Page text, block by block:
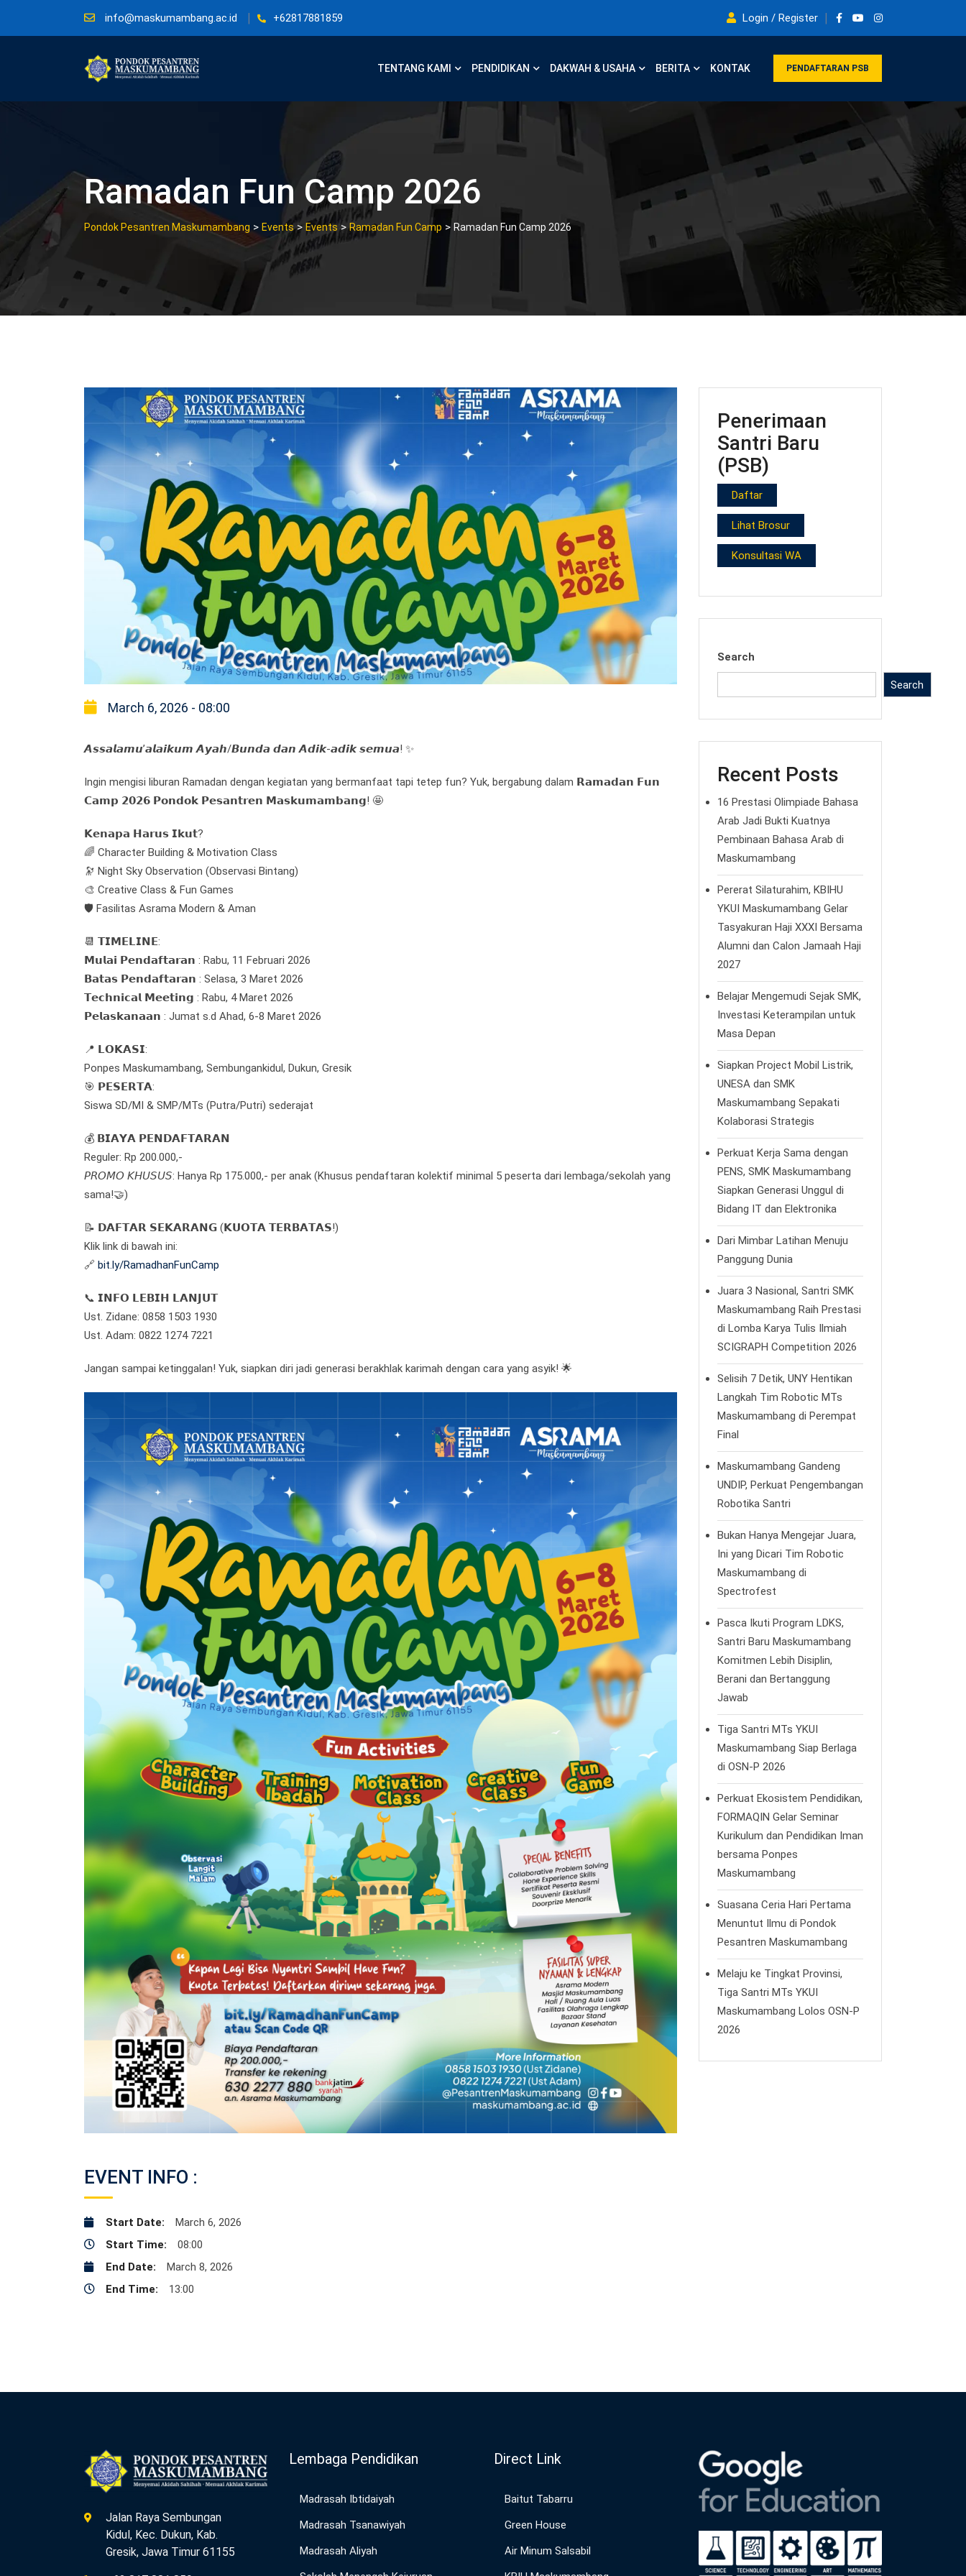
info@maskumambang.ac.id +62817881859 Login / Register
PENDAFTARAN PSB
TENTANG KAMI PENDIDIKAN DAKWAH & USAHA BERITA KONTAK
Ramadan Fun Camp 2026
Pondok Pesantren Maskumambang > Events> Events >Ramadan Fun Camp > Ramadan Fun Camp 2026
March 6, 2026 - 08:00
𝘼𝙨𝙨𝙖𝙡𝙖𝙢𝙪’𝙖𝙡𝙖𝙞𝙠𝙪𝙢 𝘼𝙮𝙖𝙝/𝘽𝙪𝙣𝙙𝙖 𝙙𝙖𝙣 𝘼𝙙𝙞𝙠-𝙖𝙙𝙞𝙠 𝙨𝙚𝙢𝙪𝙖! ✨
Ingin mengisi liburan Ramadan dengan kegiatan yang bermanfaat tapi tetep fun? Yuk, bergabung dalam 𝗥𝗮𝗺𝗮𝗱𝗮𝗻 𝗙𝘂𝗻
𝗖𝗮𝗺𝗽 𝟮𝟬𝟮𝟲 𝗣𝗼𝗻𝗱𝗼𝗸 𝗣𝗲𝘀𝗮𝗻𝘁𝗿𝗲𝗻 𝗠𝗮𝘀𝗸𝘂𝗺𝗮𝗺𝗯𝗮𝗻𝗴! 🤩
𝗞𝗲𝗻𝗮𝗽𝗮 𝗛𝗮𝗿𝘂𝘀 𝗜𝗸𝘂𝘁?
🌈 Character Building & Motivation Class
🔭 Night Sky Observation (Observasi Bintang)
🎨 Creative Class & Fun Games
🛡️ Fasilitas Asrama Modern & Aman
📆 𝗧𝗜𝗠𝗘𝗟𝗜𝗡𝗘:
𝗠𝘂𝗹𝗮𝗶 𝗣𝗲𝗻𝗱𝗮𝗳𝘁𝗮𝗿𝗮𝗻 : Rabu, 11 Februari 2026
𝗕𝗮𝘁𝗮𝘀 𝗣𝗲𝗻𝗱𝗮𝗳𝘁𝗮𝗿𝗮𝗻 : Selasa, 3 Maret 2026
𝗧𝗲𝗰𝗵𝗻𝗶𝗰𝗮𝗹 𝗠𝗲𝗲𝘁𝗶𝗻𝗴 : Rabu, 4 Maret 2026
𝗣𝗲𝗹𝗮𝘀𝗸𝗮𝗻𝗮𝗮𝗻 : Jumat s.d Ahad, 6-8 Maret 2026
📍 𝗟𝗢𝗞𝗔𝗦𝗜:
Ponpes Maskumambang, Sembungankidul, Dukun, Gresik
🎯 𝗣𝗘𝗦𝗘𝗥𝗧𝗔:
Siswa SD/MI & SMP/MTs (Putra/Putri) sederajat
💰 𝗕𝗜𝗔𝗬𝗔 𝗣𝗘𝗡𝗗𝗔𝗙𝗧𝗔𝗥𝗔𝗡
Reguler: Rp 200.000,-
𝘗𝘙𝘖𝘔𝘖 𝘒𝘏𝘜𝘚𝘜𝘚: Hanya Rp 175.000,- per anak (Khusus pendaftaran kolektif minimal 5 peserta dari lembaga/sekolah yang
sama!🤝)
📝 𝗗𝗔𝗙𝗧𝗔𝗥 𝗦𝗘𝗞𝗔𝗥𝗔𝗡𝗚 (𝗞𝗨𝗢𝗧𝗔 𝗧𝗘𝗥𝗕𝗔𝗧𝗔𝗦!)
Klik link di bawah ini:
🔗 bit.ly/RamadhanFunCamp
📞 𝗜𝗡𝗙𝗢 𝗟𝗘𝗕𝗜𝗛 𝗟𝗔𝗡𝗝𝗨𝗧
Ust. Zidane: 0858 1503 1930
Ust. Adam: 0822 1274 7221
Jangan sampai ketinggalan! Yuk, siapkan diri jadi generasi berakhlak karimah dengan cara yang asyik! 🌟
EVENT INFO :
Start Date:
March 6, 2026
Start Time:
08:00
End Date:
March 8, 2026
End Time:
13:00
Penerimaan
Santri Baru
(PSB)
Daftar
Lihat Brosur
Konsultasi WA
Search
Search
Recent Posts
16 Prestasi Olimpiade Bahasa
Arab Jadi Bukti Kuatnya
Pembinaan Bahasa Arab di
Maskumambang
Pererat Silaturahim, KBIHU
YKUI Maskumambang Gelar
Tasyakuran Haji XXXI Bersama
Alumni dan Calon Jamaah Haji
2027
Belajar Mengemudi Sejak SMK,
Investasi Keterampilan untuk
Masa Depan
Siapkan Project Mobil Listrik,
UNESA dan SMK
Maskumambang Sepakati
Kolaborasi Strategis
Perkuat Kerja Sama dengan
PENS, SMK Maskumambang
Siapkan Generasi Unggul di
Bidang IT dan Elektronika
Dari Mimbar Latihan Menuju
Panggung Dunia
Juara 3 Nasional, Santri SMK
Maskumambang Raih Prestasi
di Lomba Karya Tulis Ilmiah
SCIGRAPH Competition 2026
Selisih 7 Detik, UNY Hentikan
Langkah Tim Robotic MTs
Maskumambang di Perempat
Final
Maskumambang Gandeng
UNDIP, Perkuat Pengembangan
Robotika Santri
Bukan Hanya Mengejar Juara,
Ini yang Dicari Tim Robotic
Maskumambang di
Spectrofest
Pasca Ikuti Program LDKS,
Santri Baru Maskumambang
Komitmen Lebih Disiplin,
Berani dan Bertanggung
Jawab
Tiga Santri MTs YKUI
Maskumambang Siap Berlaga
di OSN-P 2026
Perkuat Ekosistem Pendidikan,
FORMAQIN Gelar Seminar
Kurikulum dan Pendidikan Iman
bersama Ponpes
Maskumambang
Suasana Ceria Hari Pertama
Menuntut Ilmu di Pondok
Pesantren Maskumambang
Melaju ke Tingkat Provinsi,
Tiga Santri MTs YKUI
Maskumambang Lolos OSN-P
2026
Jalan Raya Sembungan
Kidul, Kec. Dukun, Kab.
Gresik, Jawa Timur 61155
Lembaga Pendidikan
Madrasah Ibtidaiyah
Madrasah Tsanawiyah
Madrasah Aliyah
Direct Link
Baitut Tabarru
Green House
Air Minum Salsabil